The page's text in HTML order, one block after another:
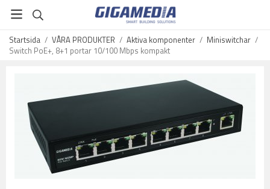
Startsida / VÅRA PRODUKTER / Aktiva komponenter / Miniswitchar /
Switch PoE+, 8+1 portar 10/100 Mbps kompakt